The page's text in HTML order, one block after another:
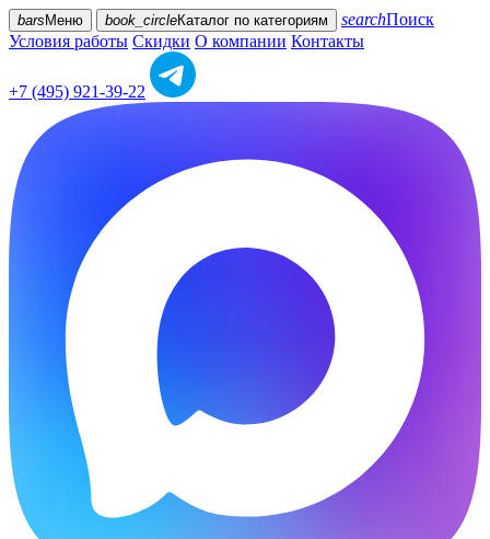
bars Меню book_circleКаталог по категориям searchПоиск
Условия работы Скидки О компании Контакты
+7 (495) 921-39-22